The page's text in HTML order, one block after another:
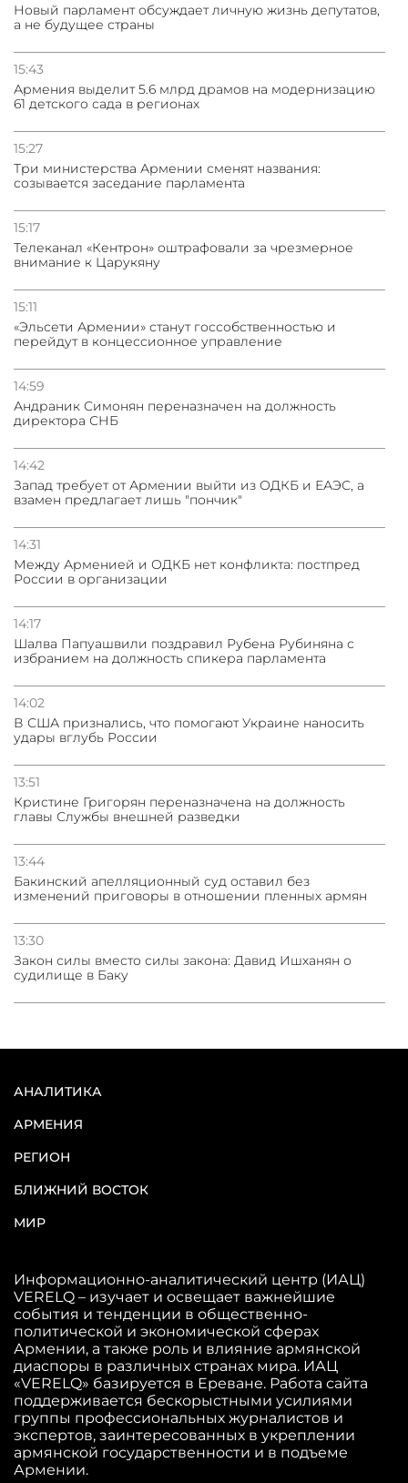
Новый парламент обсуждает личную жизнь депутатов,
а не будущее страны
15:43
Армения выделит 5.6 млрд драмов на модернизацию
61 детского сада в регионах
15:27
Три министерства Армении сменят названия:
созывается заседание парламента
15:17
Телеканал «Кентрон» оштрафовали за чрезмерное
внимание к Царукяну
15:11
«Эльсети Армении» станут госсобственностью и
перейдут в концессионное управление
14:59
Андраник Симонян переназначен на должность
директора СНБ
14:42
Запад требует от Армении выйти из ОДКБ и ЕАЭС, а
взамен предлагает лишь "пончик"
14:31
Между Арменией и ОДКБ нет конфликта: постпред
России в организации
14:17
Шалва Папуашвили поздравил Рубена Рубиняна с
избранием на должность спикера парламента
14:02
В США признались, что помогают Украине наносить
удары вглубь России
13:51
Кристине Григорян переназначена на должность
главы Службы внешней разведки
13:44
Бакинский апелляционный суд оставил без
изменений приговоры в отношении пленных армян
13:30
Закон силы вместо силы закона: Давид Ишханян о
судилище в Баку
АНАЛИТИКА
АРМЕНИЯ
РЕГИОН
БЛИЖНИЙ ВОСТОК
МИР
Информационно-аналитический центр (ИАЦ)
VERELQ – изучает и освещает важнейшие
события и тенденции в общественно-
политической и экономической сферах
Армении, а также роль и влияние армянской
диаспоры в различных странах мира. ИАЦ
«VERELQ» базируется в Ереване. Работа сайта
поддерживается бескорыстными усилиями
группы профессиональных журналистов и
экспертов, заинтересованных в укреплении
армянской государственности и в подъеме
Армении.